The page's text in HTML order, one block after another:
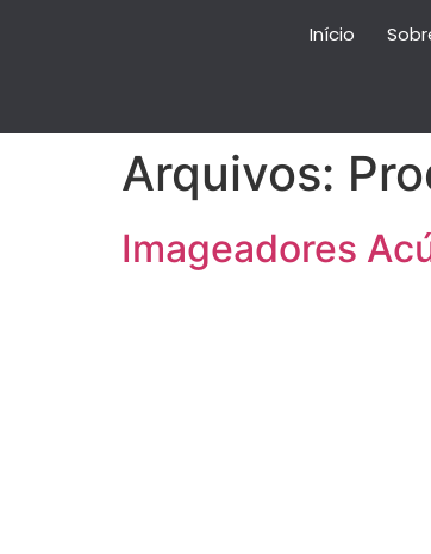
Início
Arquivos:
Imageadores